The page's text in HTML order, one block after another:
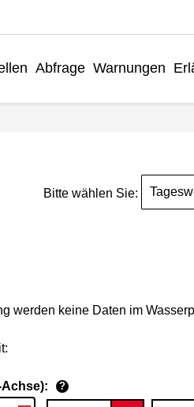
Abfrage Warnungen
Bitte wählen Sie:
werden keine Daten im
?